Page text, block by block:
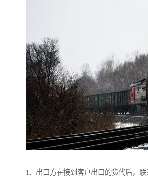
1、出口方在接到客户出口的货代后，